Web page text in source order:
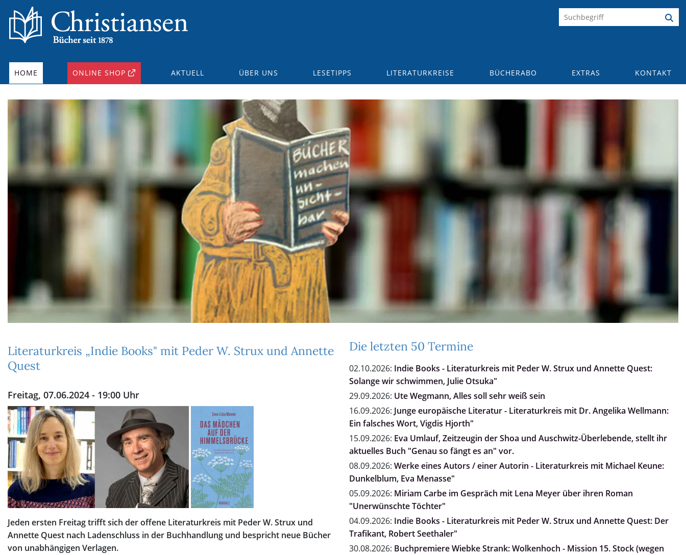
HOME ONLINE SHOP AKTUELL ÜBER UNS LESETIPPS LITERATURKREISE BÜCHERABO EXTRAS KONTAKT
Literaturkreis „Indie Books" mit Peder W. Strux und Annette
Quest
Freitag, 07.06.2024 - 19:00 Uhr
Jeden ersten Freitag trifft sich der offene Literaturkreis mit Peder W. Strux und
Annette Quest nach Ladenschluss in der Buchhandlung und bespricht neue Bücher
von unabhängigen Verlagen.
Die letzten 50 Termine
02.10.2026: Indie Books - Literaturkreis mit Peder W. Strux und Annette Quest:
Solange wir schwimmen, Julie Otsuka"
29.09.2026: Ute Wegmann, Alles soll sehr weiß sein
16.09.2026: Junge europäische Literatur - Literaturkreis mit Dr. Angelika Wellmann:
Ein falsches Wort, Vigdis Hjorth"
15.09.2026: Eva Umlauf, Zeitzeugin der Shoa und Auschwitz-Überlebende, stellt ihr
aktuelles Buch "Genau so fängt es an" vor.
08.09.2026: Werke eines Autors / einer Autorin - Literaturkreis mit Michael Keune:
Dunkelblum, Eva Menasse"
05.09.2026: Miriam Carbe im Gespräch mit Lena Meyer über ihren Roman
"Unerwünschte Töchter"
04.09.2026: Indie Books - Literaturkreis mit Peder W. Strux und Annette Quest: Der
Trafikant, Robert Seethaler"
30.08.2026: Buchpremiere Wiebke Strank: Wolkenhoch - Mission 15. Stock (wegen